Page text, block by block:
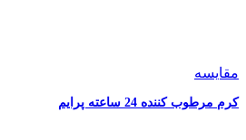
مقایسه
کرم مرطوب کننده 24 ساعته پرایم